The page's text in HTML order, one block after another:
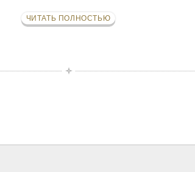
ЧИТАТЬ ПОЛНОСТЬЮ